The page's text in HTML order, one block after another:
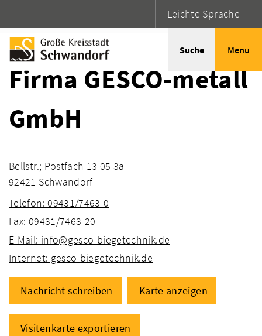
Leichte Sprache
Suche Menu
Firma GESCO-metall
GmbH
Bellstr.; Postfach 13 05 3a
92421 Schwandorf
Telefon: 09431/7463-0
Fax: 09431/7463-20
E-Mail: info@gesco-biegetechnik.de
Internet: gesco-biegetechnik.de
Nachricht schreiben Karte anzeigen
Visitenkarte exportieren